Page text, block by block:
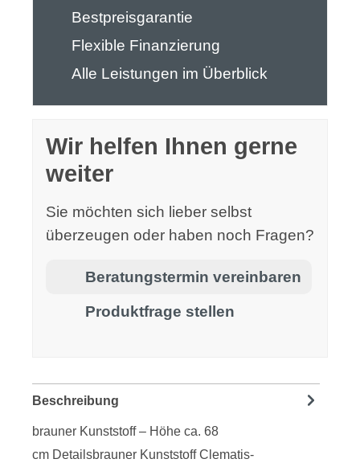
Bestpreisgarantie
Flexible Finanzierung
Alle Leistungen im Überblick
Wir helfen Ihnen gerne
weiter
Sie möchten sich lieber selbst
überzeugen oder haben noch Fragen?
Beratungstermin vereinbaren
Produktfrage stellen
Beschreibung
brauner Kunststoff – Höhe ca. 68
cm Detailsbrauner Kunststoff Clematis-